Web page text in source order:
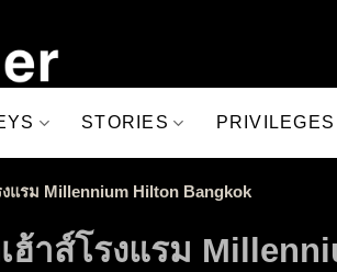
STORIES PRIVILEGES
งแรม Millennium Hilton Bangkok
ฮ้าส์โรงแรม